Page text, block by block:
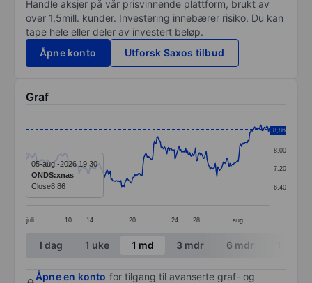
Handle aksjer på vår prisvinnende plattform, brukt av
over 1,5mill. kunder. Investering innebærer risiko. Du kan
tape hele eller deler av investert beløp.
Åpne konto
Utforsk Saxos tilbud
Graf
Line chart with 299 data points.
The chart has 1 X axis displaying categories.
The chart has 1 Y axis displaying values. Data
juli 10 14 20 24 28 aug.
6,40
7,20
8,00
8,80
8,86
05-aug.-2026 19:30
ONDS:xnas
Close8,86
End of interactive chart.
I dag 1 uke 1 md 3 mdr 6 mdr
Åpne en konto for tilgang til avanserte graf- og